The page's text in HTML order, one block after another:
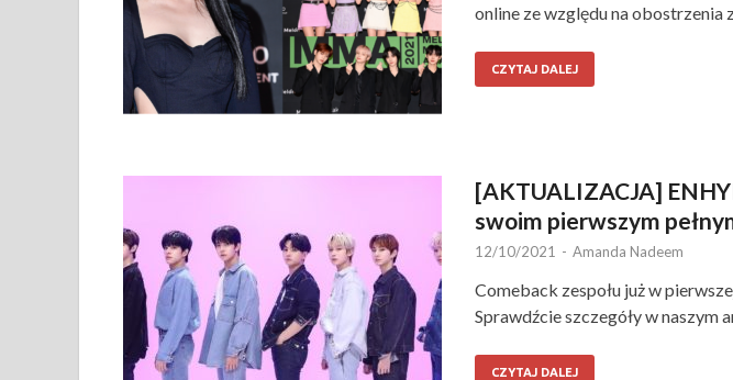
online ze względu na obostrzenia
CZYTAJ DALEJ
[AKTUALIZACJA]
swoim pierwszym
12/10/2021 - Amanda Nadeem
Comeback zespołu już w
Sprawdźcie szczegóły w naszym
CZYTAJ DALEJ